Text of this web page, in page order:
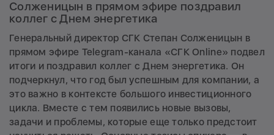
Солженицын в прямом эфире поздравил
коллег с Днем энергетика
Генеральный директор СГК Степан Солженицын в
прямом эфире Telegram-канала «СГК Online» подвел
итоги и поздравил коллег с Днем энергетика. Он
подчеркнул, что год был успешным для компании, а
это важно в контексте большого инвестиционного
цикла. Вместе с тем появились новые вызовы,
задачи и проблемы, которые еще только предстоит